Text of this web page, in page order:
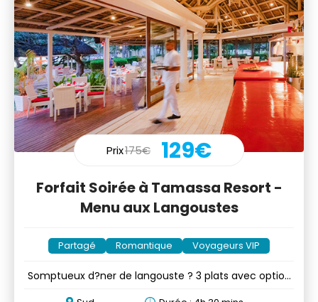
Prix175€ 129€
Forfait Soirée à Tamassa Resort -
Menu aux Langoustes
Partagé Romantique Voyageurs VIP
Somptueux d?ner de langouste ? 3 plats avec option